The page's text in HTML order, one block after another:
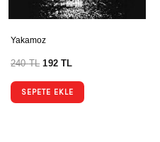
Yakamoz
240TL 192TL
SEPETE EKLE